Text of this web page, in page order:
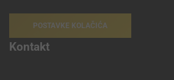
POSTAVKE KOLAČIĆA
Kontakt